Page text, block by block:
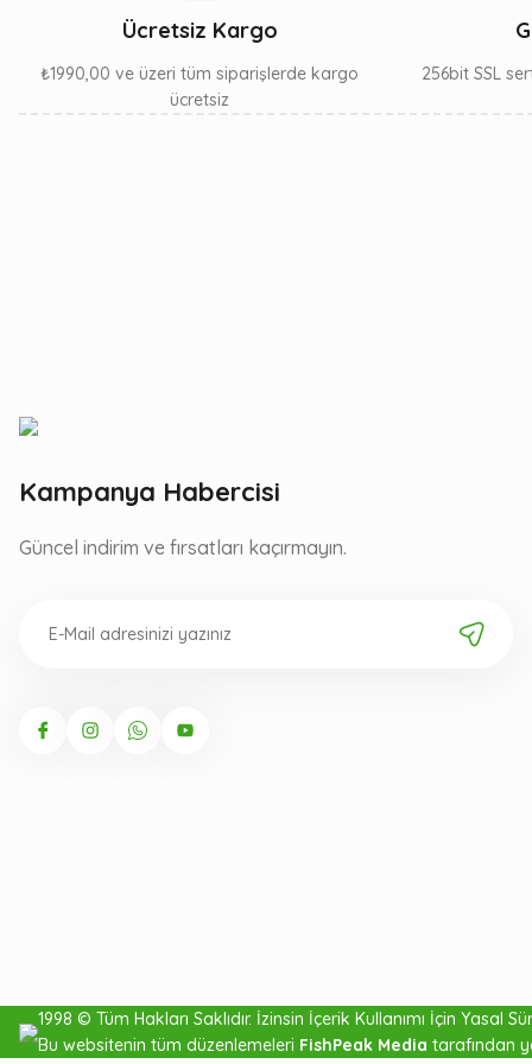
Latex %100 Fluorocarbon
25mt Misina
Ücretsiz Kargo
₺1990,00 ve üzeri tüm siparişlerde kargo
ücretsiz
256bit SSL
Kampanya Habercisi
Güncel indirim ve fırsatları kaçırmayın.
1998 © Tüm Hakları Saklıdır. İzinsin İçerik Kullanımı İçin Yasal
Bu websitenin tüm düzenlemeleri FishPeak Media tarafından